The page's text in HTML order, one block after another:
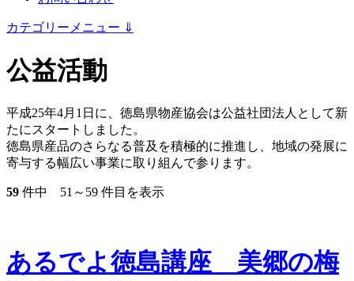
カテゴリーメニュー ⇓
公益活動
平成25年4月1日に、徳島県物産協会は公益社団法人として新
たにスタートしました。
徳島県産品のさらなる普及を積極的に推進し、地域の発展に
寄与する幅広い事業に取り組んで参ります。
59 件中 51 ～ 59 件目を表示
あるでよ徳島講座 美郷の梅